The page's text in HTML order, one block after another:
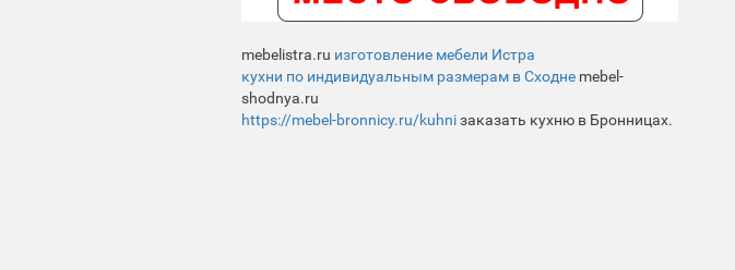
mebelistra.ru изготовление мебели Истра
кухни по индивидуальным размерам в Сходне mebel-
shodnya.ru
https://mebel-bronnicy.ru/kuhniзаказать кухню в Бронницах.